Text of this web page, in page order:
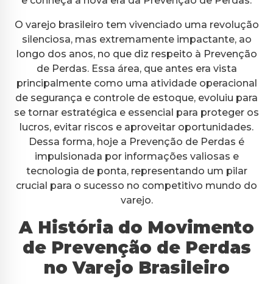
O varejo brasileiro tem vivenciado uma revolução
silenciosa, mas extremamente impactante, ao
longo dos anos, no que diz respeito à Prevenção
de Perdas. Essa área, que antes era vista
principalmente como uma atividade operacional
de segurança e controle de estoque, evoluiu para
se tornar estratégica e essencial para proteger os
lucros, evitar riscos e aproveitar oportunidades.
Dessa forma, hoje a Prevenção de Perdas é
impulsionada por informações valiosas e
tecnologia de ponta, representando um pilar
crucial para o sucesso no competitivo mundo do
varejo.
A História do Movimento
de Prevenção de Perdas
no Varejo Brasileiro